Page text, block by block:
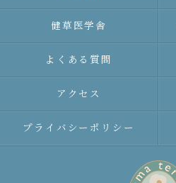
健草医学舎
よくある質問
アクセス
プライバシーポリシー